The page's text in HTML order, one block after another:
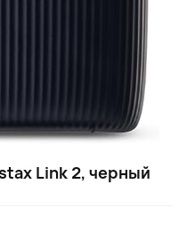
Link 2, черный